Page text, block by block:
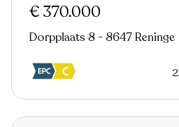
€ 370.000
Dorpplaats 8 - 8647 Reninge
2